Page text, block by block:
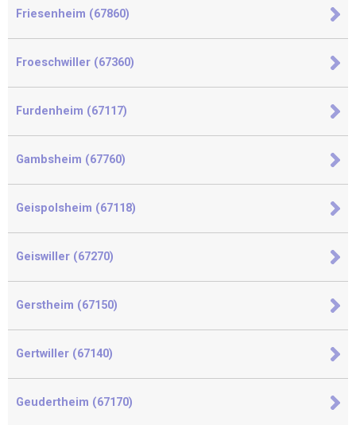
Friesenheim (67860)
Froeschwiller (67360)
Furdenheim (67117)
Gambsheim (67760)
Geispolsheim (67118)
Geiswiller (67270)
Gerstheim (67150)
Gertwiller (67140)
Geudertheim (67170)